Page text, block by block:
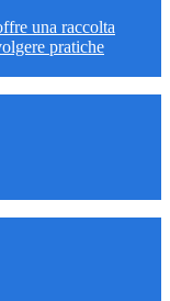
una raccolta
pratiche